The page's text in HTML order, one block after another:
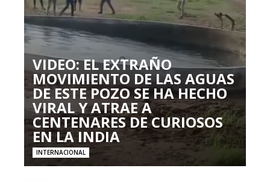
VIDEO: EL EXTRAÑO
MOVIMIENTO DE LAS AGUAS
DE ESTE POZO SE HA HECHO
VIRAL Y ATRAE A
CENTENARES DE CURIOSOS
EN LA INDIA
INTERNACIONAL